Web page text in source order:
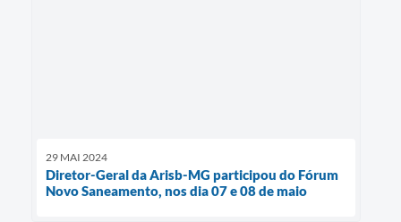
29 MAI 2024
Diretor-Geral da Arisb-MG participou do Fórum
Novo Saneamento, nos dia 07 e 08 de maio